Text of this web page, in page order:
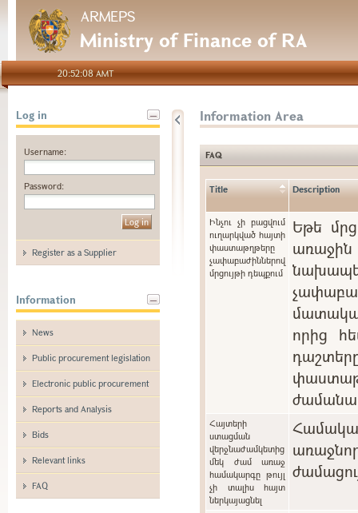
ARMEPS
Ministry of Finance of RA
20:52:08 AMT
Log in
Username:
Password:
Register as a Supplier
Information
News
Public procurement legislation
Electronic public procurement
Reports and Analysis
Bids
Relevant links
FAQ
Information Area
FAQ
Title Description
Ինչու չի բացվում
ուղարկված հայտի
փաստաթղթերը
չափաբաժիններով
մրցույթի դեպքում
Եթե
առաջին
որից
Հայտերի
ստացման
վերջնաժամկետից
մեկ ժամ առաջ
համակարգը թույլ
չի տալիս հայտ
ներկայացնել